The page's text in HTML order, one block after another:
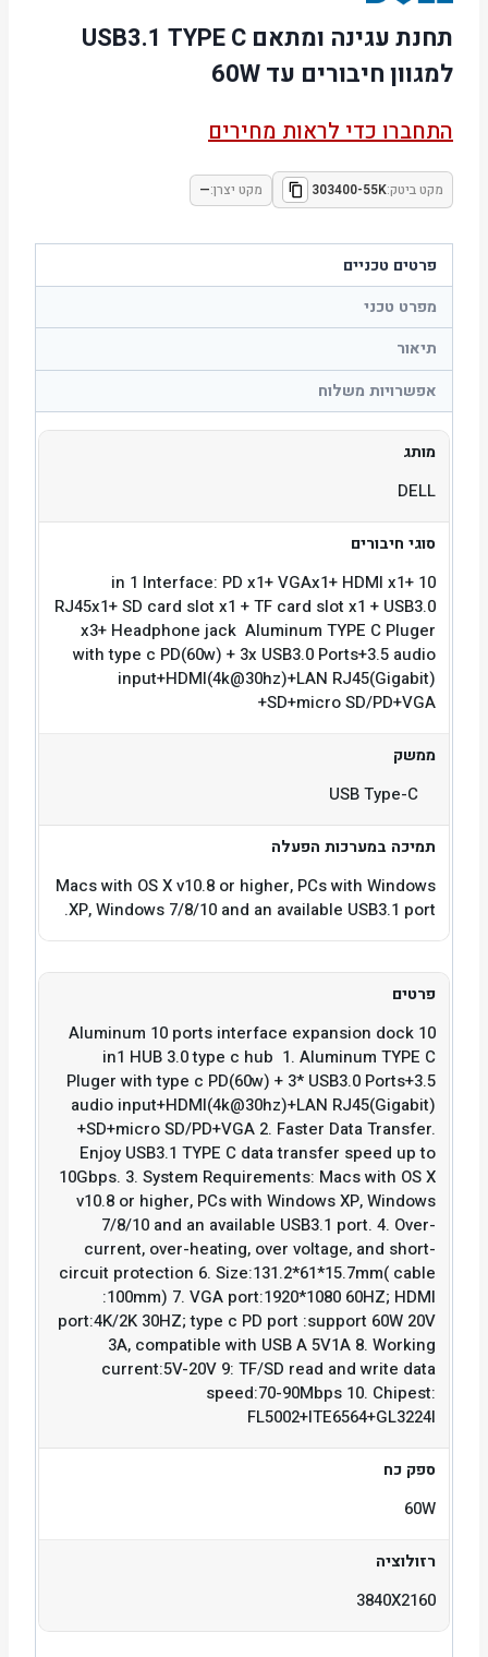
תחנת עגינה ומתאם USB3.1 TYPE C
למגוון חיבורים עד 60W
התחברו כדי לראות מחירים
מקט ביטק:303400-55K מקט יצרן:—
פרטים טכניים
מפרט טכני
תיאור
אפשרויות משלוח
מותג
DELL
סוגי חיבורים
10 in 1 Interface: PD x1+ VGAx1+ HDMI x1+
RJ45x1+ SD card slot x1 + TF card slot x1 + USB3.0
x3+ Headphone jack Aluminum TYPE C Pluger
with type c PD(60w) + 3x USB3.0 Ports+3.5 audio
input+HDMI(4k@30hz)+LAN RJ45(Gigabit)
+SD+micro SD/PD+VGA
ממשק
תמיכה במערכות הפעלה
Macs with OS X v10.8 or higher, PCs with Windows
XP, Windows 7/8/10 and an available USB3.1 port.
פרטים
Aluminum 10 ports interface expansion dock 10
in1 HUB 3.0 type c hub 1. Aluminum TYPE C
Pluger with type c PD(60w) + 3* USB3.0 Ports+3.5
audio input+HDMI(4k@30hz)+LAN RJ45(Gigabit)
+SD+micro SD/PD+VGA 2. Faster Data Transfer.
Enjoy USB3.1 TYPE C data transfer speed up to
10Gbps. 3. System Requirements: Macs with OS X
v10.8 or higher, PCs with Windows XP, Windows
7/8/10 and an available USB3.1 port. 4. Over-
current, over-heating, over voltage, and short-
circuit protection 6. Size:131.2*61*15.7mm( cable
:100mm) 7. VGA port:1920*1080 60HZ; HDMI
port:4K/2K 30HZ; type c PD port :support 60W 20V
3A, compatible with USB A 5V1A 8. Working
current:5V-20V 9: TF/SD read and write data
speed:70-90Mbps 10. Chipest:
FL5002+ITE6564+GL3224l
ספק כח
60W
רזולוציה
3840X2160